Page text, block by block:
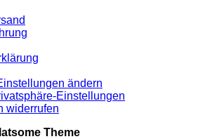
ändern
Einstellungen
widerrufen
Theme